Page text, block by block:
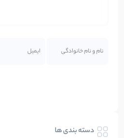
دسته بندی ها